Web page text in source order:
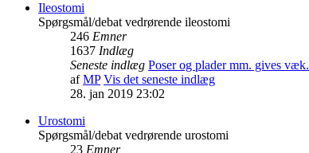
Ileostomi
Spørgsmål/debat vedrørende ileostomi
246 Emner
1637 Indlæg
Seneste indlæg Poser og plader mm. gives væk.
afMP Vis det seneste indlæg
28. jan 2019 23:02
Urostomi
Spørgsmål/debat vedrørende urostomi
23 Emner